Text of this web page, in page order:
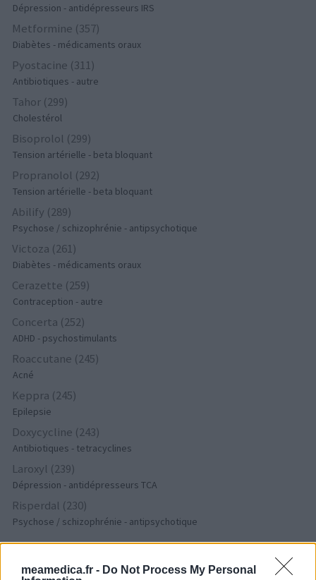
meamedica.fr - Do Not Process My Personal
Dépression - antidépresseurs IRS
Metformine (357)
Diabètes - médicaments oraux
Pyostacine (311)
Antibiotiques - autre
Tahor (299)
Cholestérol
Bisoprolol (299)
Tension artérielle - beta bloquant
Propranolol (292)
Tension artérielle - beta bloquant
Abilify (289)
Psychose / schizophrénie - antipsychotique
Victoza (261)
Diabètes - médicaments oraux
Cerazette (259)
Contraception - autre
Concerta (252)
ADHD - psychostimulants
Roaccutane (245)
Acné
Keppra (245)
Epilepsie
Doxycycline (243)
Antibiotiques - tetracyclines
Laroxyl (239)
Dépression - antidépresseurs TCA
Risperdal (230)
Psychose / schizophrénie - antipsychotique
Les évaluations de cette page sont écrites par les utilisateurs